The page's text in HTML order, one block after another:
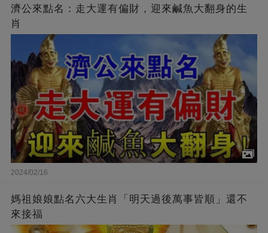
濟公來點名：走大運有偏財，迎來鹹魚大翻身的生
肖
2024/02/16
媽祖娘娘點名六大生肖「明天過後萬事皆順」還不
來接福